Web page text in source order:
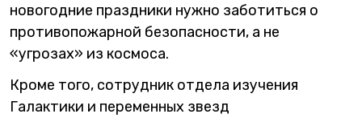
новогодние праздники нужно заботиться о
противопожарной безопасности, а не
«угрозах» из космоса.
Кроме того, сотрудник отдела изучения
Галактики и переменных звезд